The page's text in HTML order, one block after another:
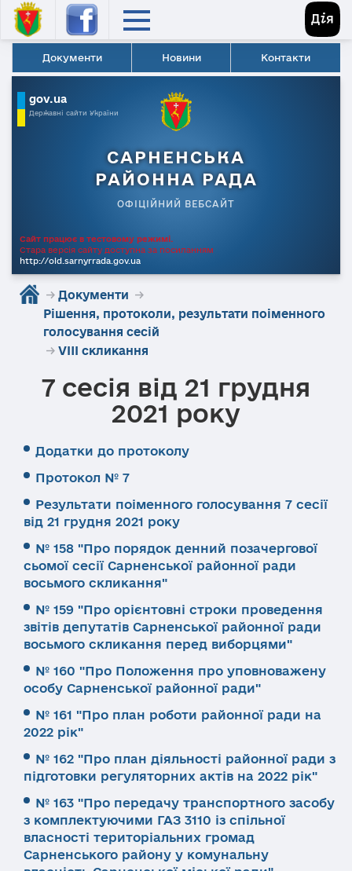
Документи Новини Контакти
gov.ua
Державні сайти України
САРНЕНСЬКА
РАЙОННА РАДА
ОФІЦІЙНИЙ ВЕБСАЙТ
Сайт працює в тестовому режимі.
Стара версія сайту доступна за посиланням
http://old.sarnyrrada.gov.ua
→ Документи →
Рішення, протоколи, результати поіменного
голосування сесій
→ VIII скликання
7 сесія від 21 грудня
2021 року
Додатки до протоколу
Протокол № 7
Результати поіменного голосування 7 сесії
від 21 грудня 2021 року
№ 158 "Про порядок денний позачергової
сьомої сесії Сарненської районної ради
восьмого скликання"
№ 159 "Про орієнтовні строки проведення
звітів депутатів Сарненської районної ради
восьмого скликання перед виборцями"
№ 160 "Про Положення про уповноважену
особу Сарненської районної ради"
№ 161 "Про план роботи районної ради на
2022 рік"
№ 162 "Про план діяльності районної ради з
підготовки регуляторних актів на 2022 рік"
№ 163 "Про передачу транспортного засобу
з комплектуючими ГАЗ 3110 із спільної
власності територіальних громад
Сарненського району у комунальну